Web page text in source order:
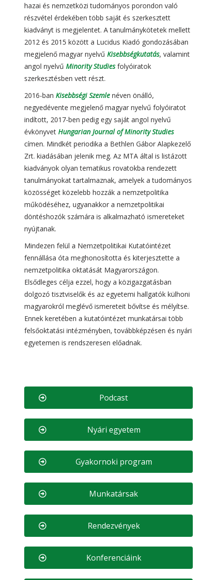
hazai és nemzetközi tudományos porondon való
részvétel érdekében több saját és szerkesztett
kiadványt is megjelentet. A tanulmánykötetek mellett
2012 és 2015 között a Lucidus Kiadó gondozásában
megjelenő magyar nyelvű Kisebbségkutatás, valamint
angol nyelvű Minority Studiesfolyóiratok
szerkesztésben vett részt.
2016-ban Kisebbségi Szemle néven önálló,
negyedévente megjelenő magyar nyelvű folyóiratot
indított, 2017-ben pedig egy saját angol nyelvű
évkönyvet Hungarian Journal of Minority Studies
címen. Mindkét periodika a Bethlen Gábor Alapkezelő
Zrt. kiadásában jelenik meg. Az MTA által is listázott
kiadványok olyan tematikus rovatokba rendezett
tanulmányokat tartalmaznak, amelyek a tudományos
közösséget közelebb hozzák a nemzetpolitika
működéséhez, ugyanakkor a nemzetpolitikai
döntéshozók számára is alkalmazható ismereteket
nyújtanak.
Mindezen felül a Nemzetpolitikai Kutatóintézet
fennállása óta meghonosította és kiterjesztette a
nemzetpolitika oktatását Magyarországon.
Elsődleges célja ezzel, hogy a közigazgatásban
dolgozó tisztviselők és az egyetemi hallgatók külhoni
magyarokról meglévő ismereteit bővítse és mélyítse.
Ennek keretében a kutatóintézet munkatársai több
felsőoktatási intézményben, továbbképzésen és nyári
egyetemen is rendszeresen előadnak.
Podcast
Nyári egyetem
Gyakornoki program
Munkatársak
Rendezvények
Konferenciáink